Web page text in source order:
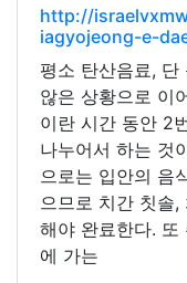
http://
iagyojeong-e-
평소 탄산음료, 단
않은 상황으로 이
이란 시간 동안 2
나누어서 하는 것
으로는 입안의 음
으므로 치간 칫솔,
해야 완료한다. 또
에 가는